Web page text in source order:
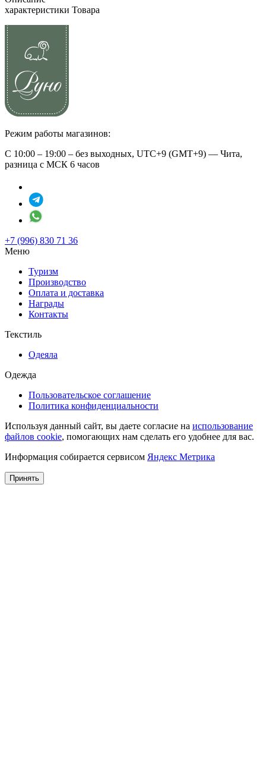
характеристики Товара
Режим работы магазинов:
С 10:00 – 19:00 – без выходных, UTC+9 (GMT+9) — Чита,
разница с МСК 6 часов
+7 (996) 830 71 36
Меню
Туризм
Производство
Оплата и доставка
Награды
Контакты
Текстиль
Одеяла
Одежда
Пользовательское соглашение
Политика конфиденциальности
Используя данный сайт, вы даете согласие на использование
файлов cookie, помогающих нам сделать его удобнее для вас.
Информация собирается сервисом Яндекс Метрика
Принять